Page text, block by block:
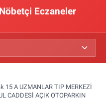
Eczaneler
15 A UZMANLAR TIP MERKEZİ
CADDESİ AÇIK OTOPARKIN